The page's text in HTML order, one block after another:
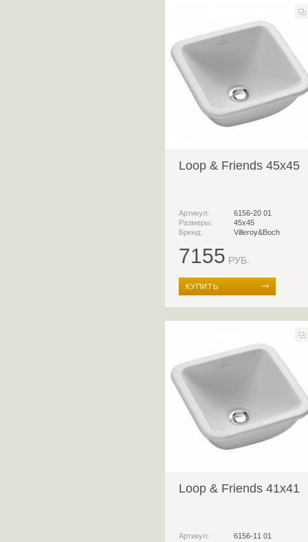
Loop & Friends 45x45
Артикул:
6156-20 01
Размеры:
45x45
Бренд:
Villeroy&Boch
7155 РУБ.
КУПИТЬ
Loop & Friends 41x41
Артикул:
6156-11 01